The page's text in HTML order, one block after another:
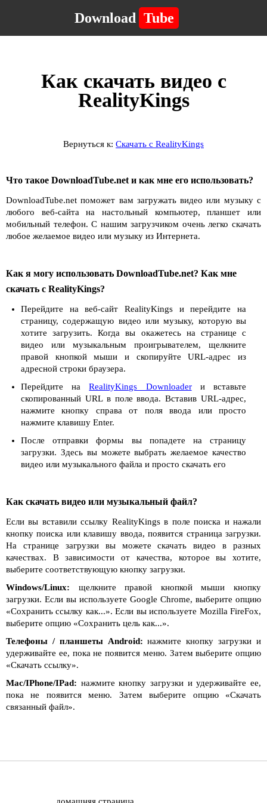
Download Tube
Как скачать видео с
RealityKings
Вернуться к: Скачать с RealityKings
Что такое DownloadTube.net и как мне его использовать?
DownloadTube.net поможет вам загружать видео или музыку с
любого веб-сайта на настольный компьютер, планшет или
мобильный телефон. С нашим загрузчиком очень легко скачать
любое желаемое видео или музыку из Интернета.
Как я могу использовать DownloadTube.net? Как мне
скачать с RealityKings?
Перейдите на веб-сайт RealityKings и перейдите на
страницу, содержащую видео или музыку, которую вы
хотите загрузить. Когда вы окажетесь на странице с
видео или музыкальным проигрывателем, щелкните
правой кнопкой мыши и скопируйте URL-адрес из
адресной строки браузера.
Перейдите наRealityKings Downloaderи вставьте
скопированный URL в поле ввода. Вставив URL-адрес,
нажмите кнопку справа от поля ввода или просто
нажмите клавишу Enter.
После отправки формы вы попадете на страницу
загрузки. Здесь вы можете выбрать желаемое качество
видео или музыкального файла и просто скачать его
Как скачать видео или музыкальный файл?
Если вы вставили ссылку RealityKings в поле поиска и нажали
кнопку поиска или клавишу ввода, появится страница загрузки.
На странице загрузки вы можете скачать видео в разных
качествах. В зависимости от качества, которое вы хотите,
выберите соответствующую кнопку загрузки.
Windows/Linux: щелкните правой кнопкой мыши кнопку
загрузки. Если вы используете Google Chrome, выберите опцию
«Сохранить ссылку как...». Если вы используете Mozilla FireFox,
выберите опцию «Сохранить цель как...».
Телефоны / планшеты Android: нажмите кнопку загрузки и
удерживайте ее, пока не появится меню. Затем выберите опцию
«Скачать ссылку».
Mac/IPhone/IPad: нажмите кнопку загрузки и удерживайте ее,
пока не появится меню. Затем выберите опцию «Скачать
связанный файл».